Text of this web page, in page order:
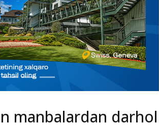
manbalardan darhol